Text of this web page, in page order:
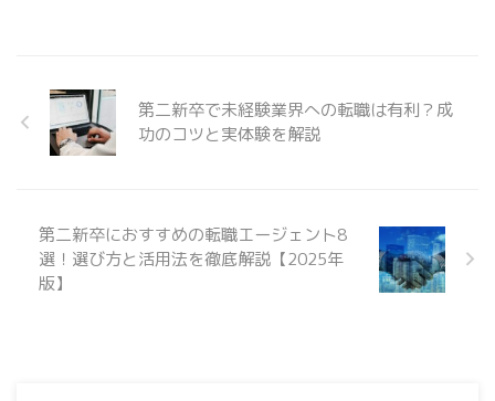
第二新卒で未経験業界への転職は有利？成
功のコツと実体験を解説
第二新卒におすすめの転職エージェント8
選！選び方と活用法を徹底解説【2025年
版】